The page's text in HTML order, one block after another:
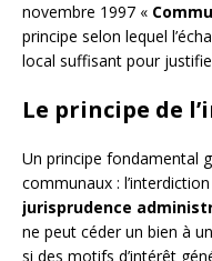
novembre 1997 «
principe selon lequel
local suffisant pour
Le principe de
Un principe fondamental
communaux :
jurisprudence
ne peut céder un bien à
si des motifs d’intérêt